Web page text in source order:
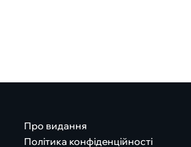
Про видання
Політика конфіденційності